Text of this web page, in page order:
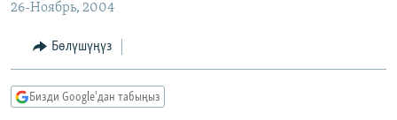
ЭКОНОМИКА
МАДАНИЯТ
БОРБОР АЗИЯ
АТАЙЫН ИЛИКТӨӨ
ТВ ПРОГРАММАЛАР
ЭКСПЕРТТЕР ТАЛДАЙТ
ӨЗГӨЧӨ ПИКИР
26-Ноябрь, 2004
Бөлүшүңүз
Бизди Google'дан табыңыз